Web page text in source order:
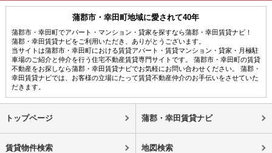
蒲郡市・幸田町地域に愛されて40年
蒲郡市・幸田町でアパート・マンション・貸家を探すなら蒲郡・幸田賃貸ナビ！
蒲郡・幸田賃貸ナビをご利用いただき、ありがとうございます。
当サイトは蒲郡市・幸田町における賃貸アパート・賃貸マンション・貸家・月極駐
車場のご紹介と仲介を行う住宅不動産賃貸専門サイトです。 蒲郡市・幸田町の賃貸
不動産をお探しなら蒲郡・幸田賃貸ナビでお気軽にお問い合わせください。 蒲郡・
幸田賃貸ナビでは、お客様の立場にたって賃貸不動産仲介のお手伝いをさせていた
だきます。
トップページ 蒲郡・幸田賃貸ナビ
賃貸物件検索 地図検索